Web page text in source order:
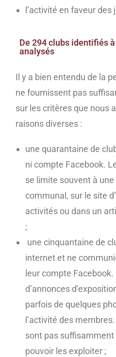
l’activité en faveur des
De 294 clubs identifiés
analysés
Il y a bien entendu de la
ne fournissent pas
sur les critères que nous
raisons diverses :
une quarantaine de
ni compte Facebook.
se limite souvent à
communal, sur le site
activités ou dans un
;
une cinquantaine de
internet et ne
leur compte Facebook.
d’annonces
parfois de quelques
l’activité des
sont pas
pouvoir les exploiter ;